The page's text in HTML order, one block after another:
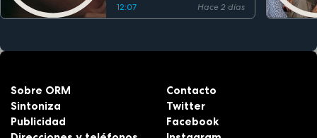
12:07
Hace 2 días
Sobre ORM
Sintoniza
Publicidad
Contacto
Twitter
Facebook